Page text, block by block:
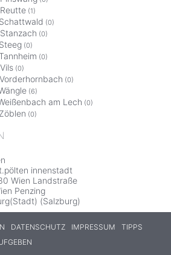
(1)
(0)
(0)
(0)
(0)
(0)
(0)
(6)
am Lech (0)
(0)
innenstadt
Wien Landstraße
Penzing
(Salzburg)
DATENSCHUTZ IMPRESSUM
TIPPS